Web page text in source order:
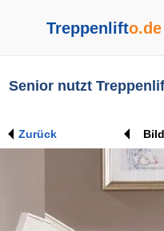
Treppenlifto.de
Senior nutzt
Zurück